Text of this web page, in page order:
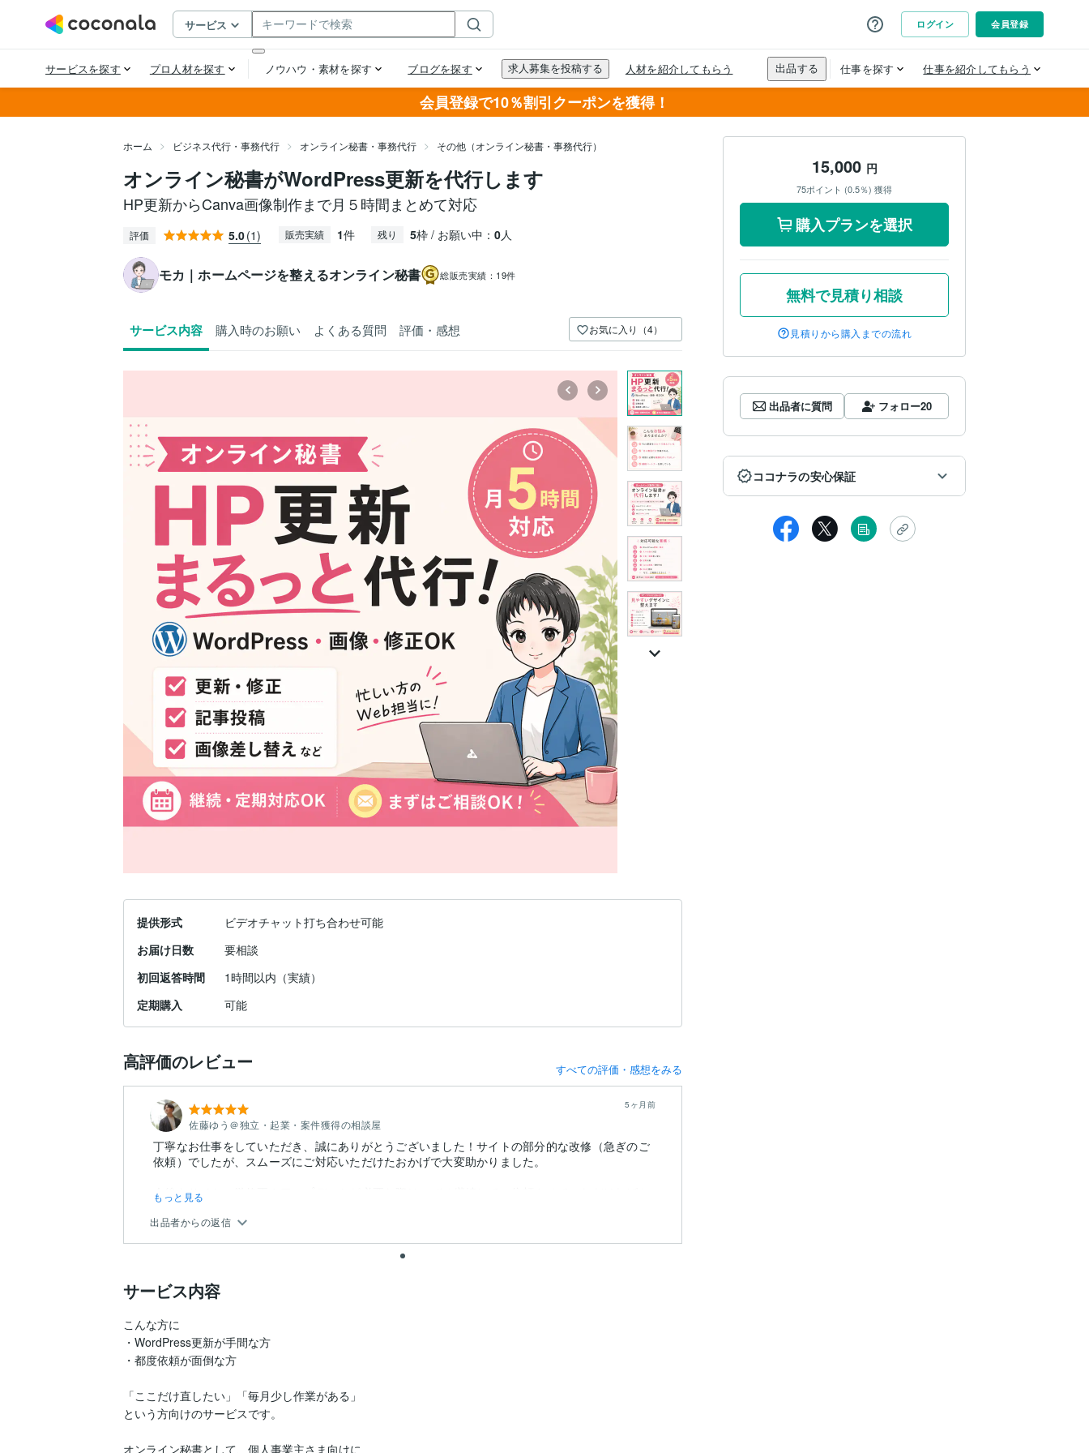
会員登録で10％割引クーポンを獲得！
ホーム ビジネス代行・事務代行 オンライン秘書・事務代行 その他（オンライン秘書・事務代行）
オンライン秘書がWordPress更新を代行します
HP更新からCanva画像制作まで月５時間まとめて対応
評価 5.0(1) 販売実績 1件 残り 5枠 / お願い中： 0人
モカ｜ホームページを整えるオンライン秘書 総販売実績： 19件
サービス内容 購入時のお願い よくある質問 評価・感想 お気に入り（4）
提供形式
ビデオチャット打ち合わせ可能
お届け日数
要相談
初回返答時間
1時間以内（実績）
定期購入
可能
高評価のレビュー すべての評価・感想をみる
佐藤ゆう＠独立・起業・案件獲得の相談屋
5ヶ月前
丁寧なお仕事をしていただき、誠にありがとうございました！サイトの部分的な改修（急ぎのご
依頼）でしたが、スムーズにご対応いただけたおかげで大変助かりました。
今後もサイトの微修正やアップデートが必要な際は、ぜひ継続してご依頼させていただければと
思います。引き...
もっと見る
出品者からの返信
サービス内容
こんな方に
・WordPress更新が手間な方
・都度依頼が面倒な方
「ここだけ直したい」「毎月少し作業がある」
という方向けのサービスです。
オンライン秘書として、個人事業主さま向けに
15,000 円
75ポイント (0.5％) 獲得
購入プランを選択
無料で見積り相談
見積りから購入までの流れ
出品者に質問 フォロー20
ココナラの安心保証